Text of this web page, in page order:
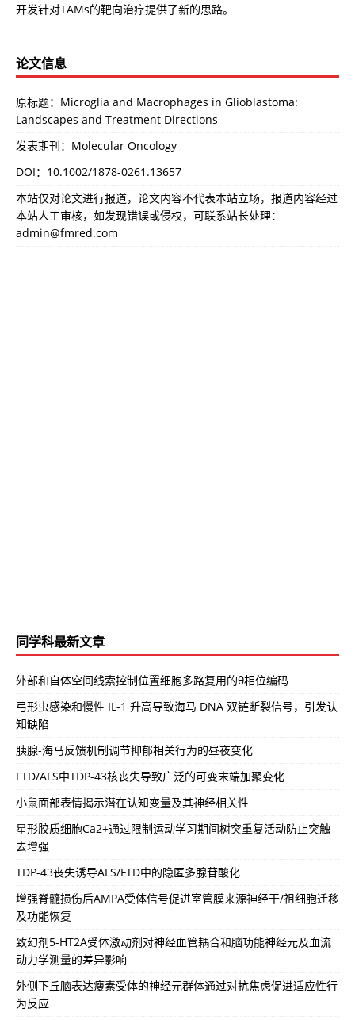
开发针对TAMs的靶向治疗提供了新的思路。
论文信息
原标题：Microglia and Macrophages in Glioblastoma:
Landscapes and Treatment Directions
发表期刊：Molecular Oncology
DOI： 10.1002/1878-0261.13657
本站仅对论文进行报道，论文内容不代表本站立场，报道内容经过
本站人工审核，如发现错误或侵权，可联系站长处理：
admin@fmred.com
同学科最新文章
外部和自体空间线索控制位置细胞多路复用的θ相位编码
弓形虫感染和慢性 IL-1 升高导致海马 DNA 双链断裂信号，引发认
知缺陷
胰腺-海马反馈机制调节抑郁相关行为的昼夜变化
FTD/ALS中TDP-43核丧失导致广泛的可变末端加聚变化
小鼠面部表情揭示潜在认知变量及其神经相关性
星形胶质细胞Ca2+通过限制运动学习期间树突重复活动防止突触
去增强
TDP-43丧失诱导ALS/FTD中的隐匿多腺苷酸化
增强脊髓损伤后AMPA受体信号促进室管膜来源神经干/祖细胞迁移
及功能恢复
致幻剂5-HT2A受体激动剂对神经血管耦合和脑功能神经元及血流
动力学测量的差异影响
外侧下丘脑表达瘦素受体的神经元群体通过对抗焦虑促进适应性行
为反应